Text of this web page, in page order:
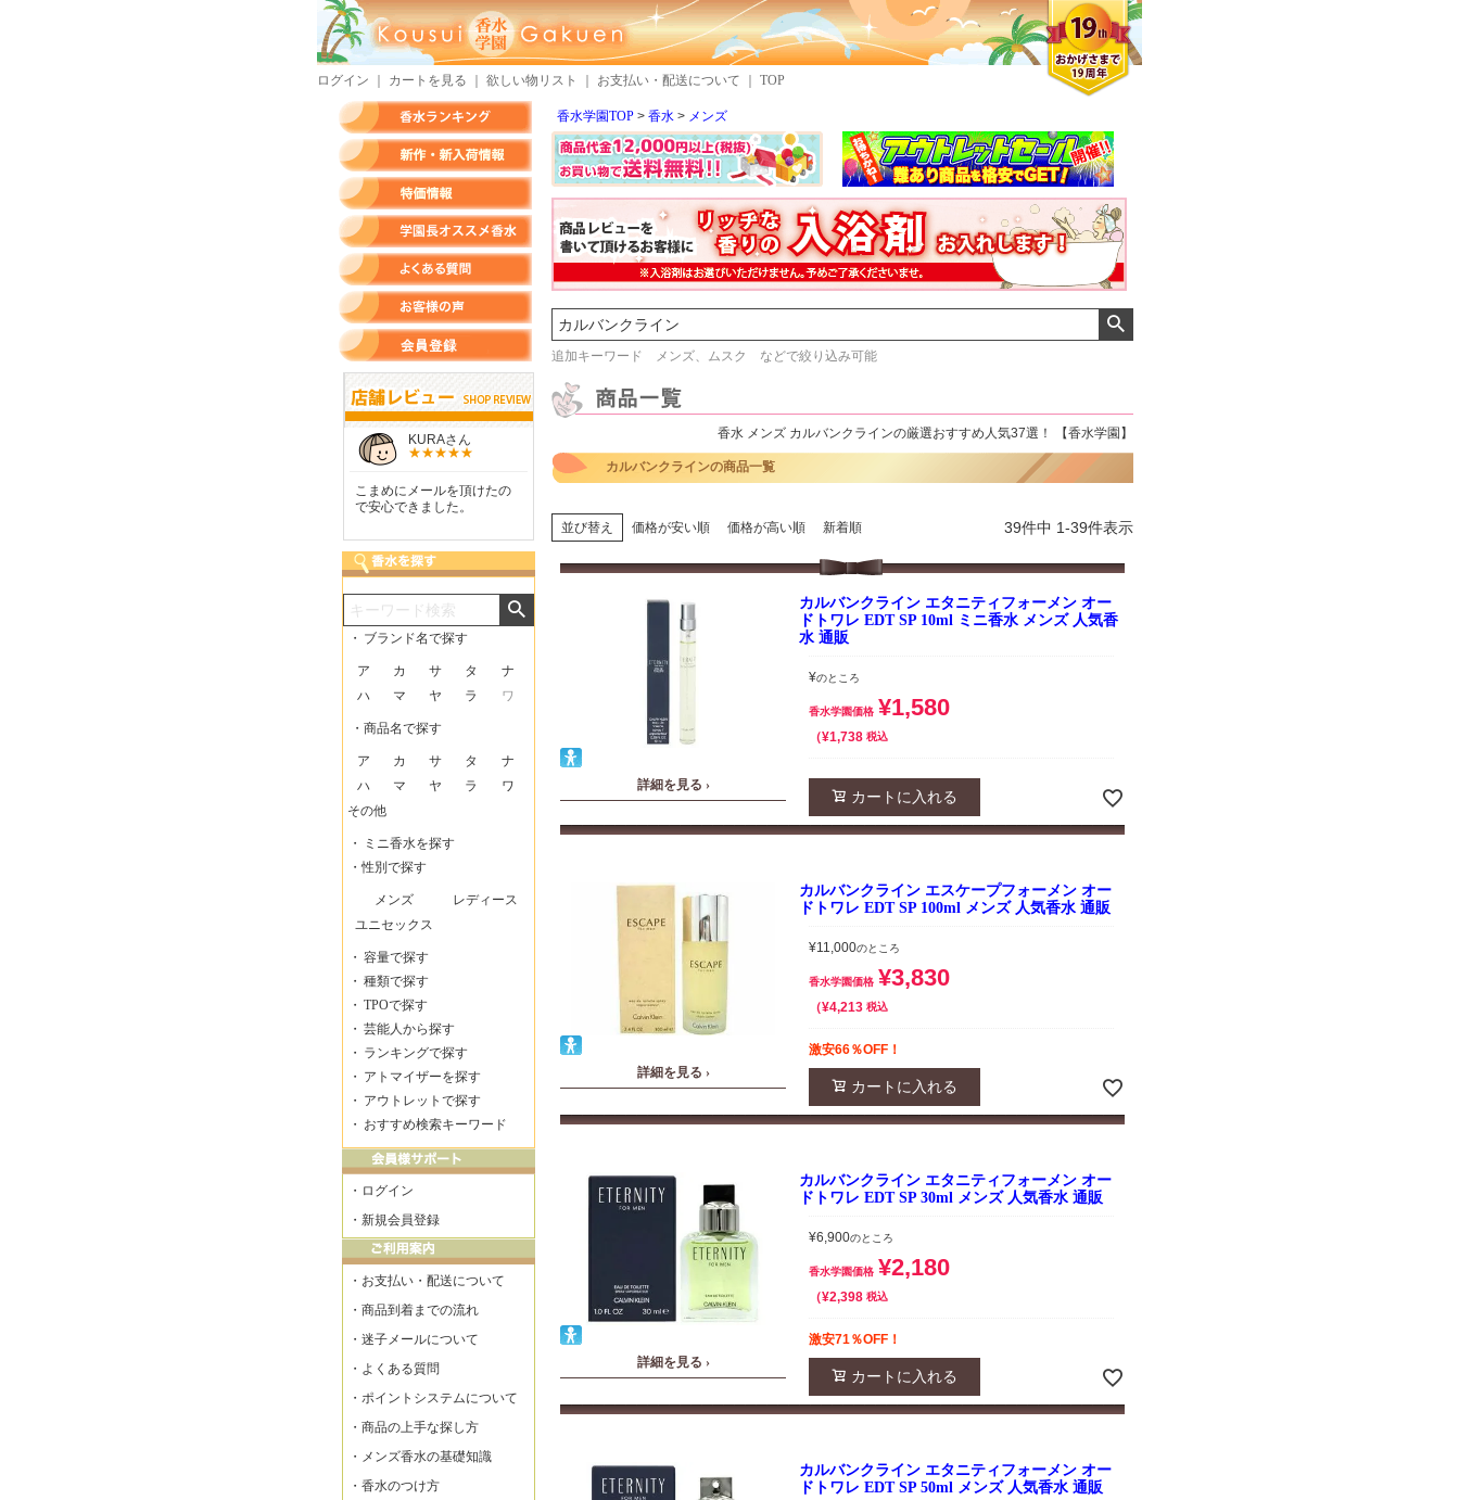
ログイン カートを見る 欲しい物リスト お支払い・配送について TOP
香水学園TOP 香水 メンズ
検索
追加キーワード メンズ、ムスク などで絞り込み可能
香水 メンズ カルバンクラインの厳選おすすめ人気37選！ 【香水学園】
カルバンクラインの商品一覧
並び替え 価格が安い順 価格が高い順 新着順 39件中 1-39件表示
詳細を見る ›
カルバンクライン エタニティフォーメン オー
ドトワレ EDT SP 10ml ミニ香水 メンズ 人気香
水 通販
¥のところ
香水学園価格 ¥1,580
¥1,738 税込
カートに入れる
詳細を見る ›
カルバンクライン エスケープフォーメン オー
ドトワレ EDT SP 100ml メンズ 人気香水 通販
¥11,000のところ
香水学園価格 ¥3,830
¥4,213 税込
激安66％OFF！
カートに入れる
詳細を見る ›
カルバンクライン エタニティフォーメン オー
ドトワレ EDT SP 30ml メンズ 人気香水 通販
¥6,900のところ
香水学園価格 ¥2,180
¥2,398 税込
激安71％OFF！
カートに入れる
カルバンクライン エタニティフォーメン オー
ドトワレ EDT SP 50ml メンズ 人気香水 通販
KURAさん
こまめにメールを頂けたの
で安心できました。
もらいます！
MMさん
た。
クロエさん
ました！
・ ブランド名で探す
ア カ サ タ
ナ
ハ
マ ヤ ラ ワ
・商品名で探す
ア カ サ タ
ナ
ハ
マ ヤ ラ
ワ
その他
・
ミニ香水を探す
・性別で探す
メンズ
レディース
ユニセックス
・ 容量で探す
・ 種類で探す
・ TPOで探す
・ 芸能人から探す
・ ランキングで探す
・ アトマイザーを探す
・ アウトレットで探す
・ おすすめ検索キーワード
・ ログイン
・ 新規会員登録
・ お支払い・配送について
・ 商品到着までの流れ
・ 迷子メールについて
・ よくある質問
・ ポイントシステムについて
・ 商品の上手な探し方
・ メンズ香水の基礎知識
・ 香水のつけ方